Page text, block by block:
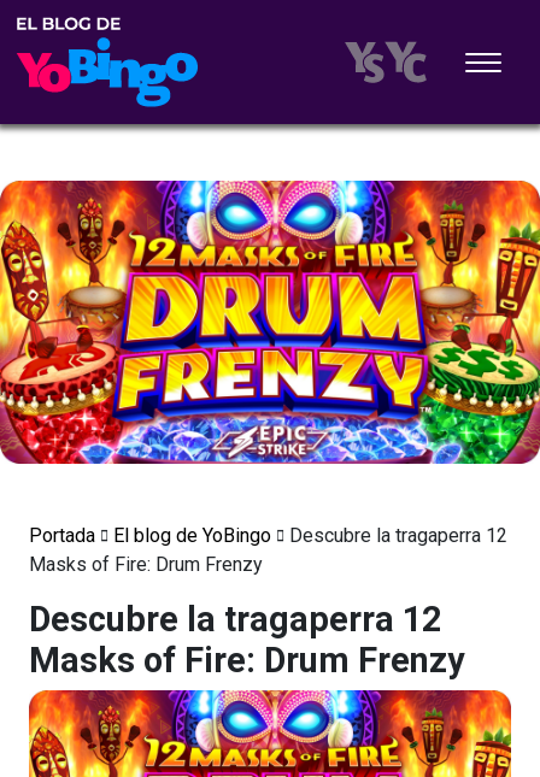
Portada El blog de YoBingo
Descubre la tragaperra 12
Masks of Fire: Drum Frenzy
Descubre la tragaperra 12
Masks of Fire: Drum Frenzy